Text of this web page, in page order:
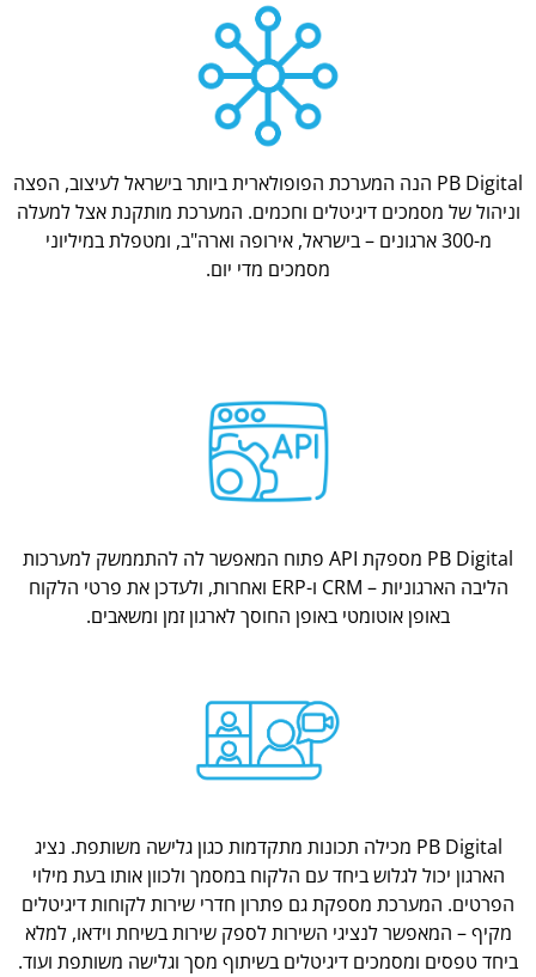
PB Digital הנה המערכת הפופולארית ביותר בישראל לעיצוב, הפצה
וניהול של מסמכים דיגיטלים וחכמים. המערכת מותקנת אצל למעלה
מ-300 ארגונים – בישראל, אירופה וארה"ב, ומטפלת במיליוני
מסמכים מדי יום.
PB Digital מספקת API פתוח המאפשר לה להתממשק למערכות
הליבה הארגוניות – CRM ו-ERP ואחרות, ולעדכן את פרטי הלקוח
באופן אוטומטי באופן החוסך לארגון זמן ומשאבים.
PB Digital מכילה תכונות מתקדמות כגון גלישה משותפת. נציג
הארגון יכול לגלוש ביחד עם הלקוח במסמך ולכוון אותו בעת מילוי
הפרטים. המערכת מספקת גם פתרון חדרי שירות לקוחות דיגיטלים
מקיף – המאפשר לנציגי השירות לספק שירות בשיחת וידאו, למלא
ביחד טפסים ומסמכים דיגיטלים בשיתוף מסך וגלישה משותפת ועוד.